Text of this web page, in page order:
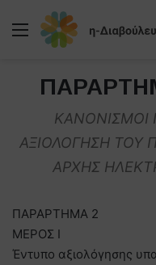
Μενού
ΚΑΝΟΝΙΣΜΟΙ
ΑΞΙΟΛΟΓΗΣΗ ΤΟΥ
ΑΡΧΗΣ
ΠΑΡΑΡΤΗΜΑ 2
ΜΕΡΟΣ Ι
Έντυπο αξιολόγησης